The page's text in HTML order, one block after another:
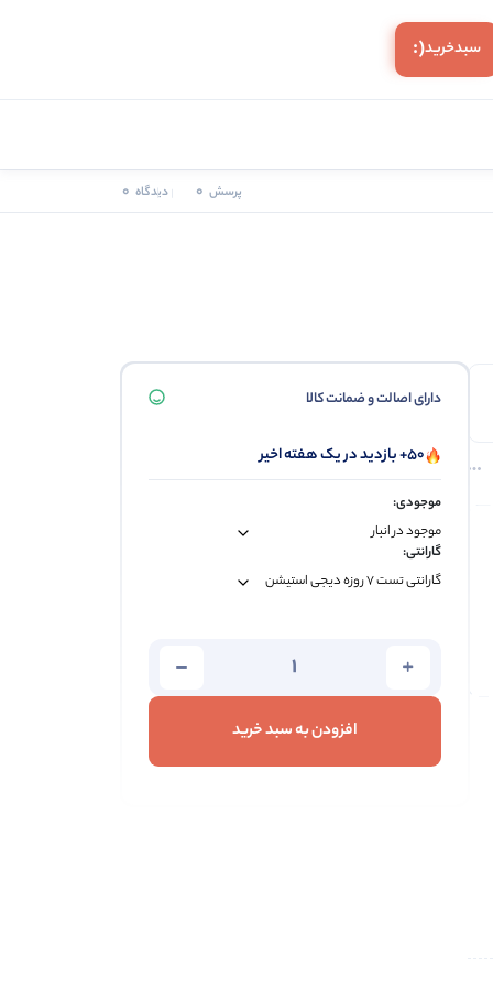
سبد‌خرید(:
پرسش 0 دیدگاه 0
دارای اصالت و ضمانت کالا
50+ بازدید در یک هفته اخیر
موجودی:
گارانتی:
افزودن به سبد خرید